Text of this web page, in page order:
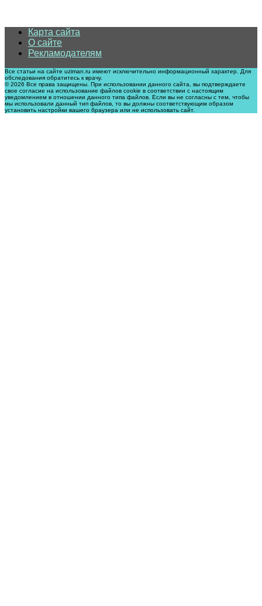
Карта сайта
О сайте
Рекламодателям
Все статьи на сайте uziman.ru имеют исключительно информационный характер. Для
обследования обратитесь к врачу.
© 2026 Все права защищены. При использовании данного сайта, вы подтверждаете
свое согласие на использование файлов cookie в соответствии с настоящим
уведомлением в отношении данного типа файлов. Если вы не согласны с тем, чтобы
мы использовали данный тип файлов, то вы должны соответствующим образом
установить настройки вашего браузера или не использовать сайт.